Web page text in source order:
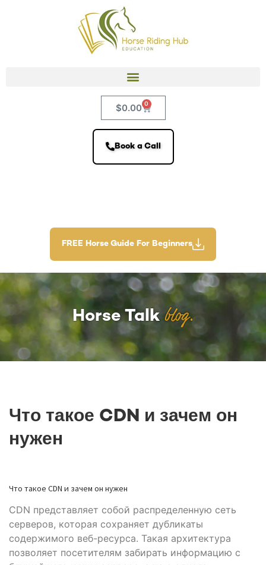
$0.00 0
Book a Call
FREE Horse Guide For Beginners
Horse Talk blog.
Что такое CDN и зачем он
нужен
Что такое CDN и зачем он нужен
CDN представляет собой распределенную сеть
серверов, которая сохраняет дубликаты
содержимого веб-ресурса. Такая архитектура
позволяет посетителям забирать информацию с